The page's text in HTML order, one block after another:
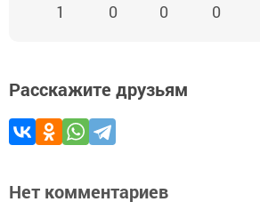
1 0 0 0
Расскажите друзьям
Нет комментариев